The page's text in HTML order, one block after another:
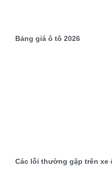
Bảng giá ô tô 2026
Các lỗi thường gặp trên